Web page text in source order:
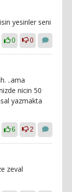
yesinler seni
0 0
..ama
nicin 50
yazmakta
6 2
zeval